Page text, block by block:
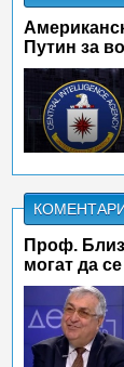
Путин за
Проф.
могат да